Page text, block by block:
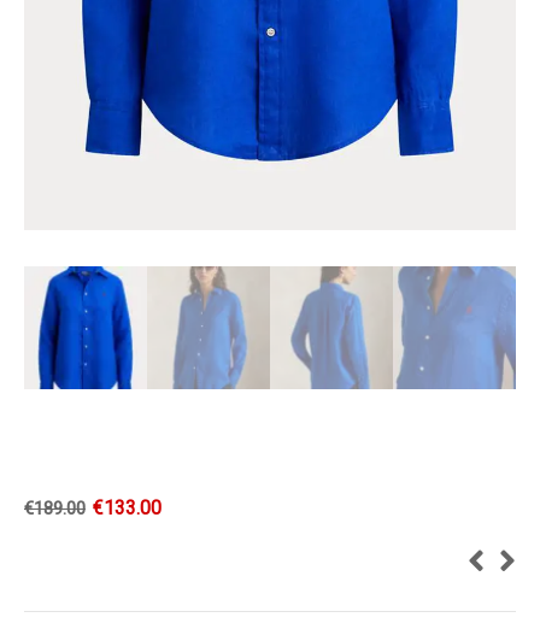
€189.00 €133.00